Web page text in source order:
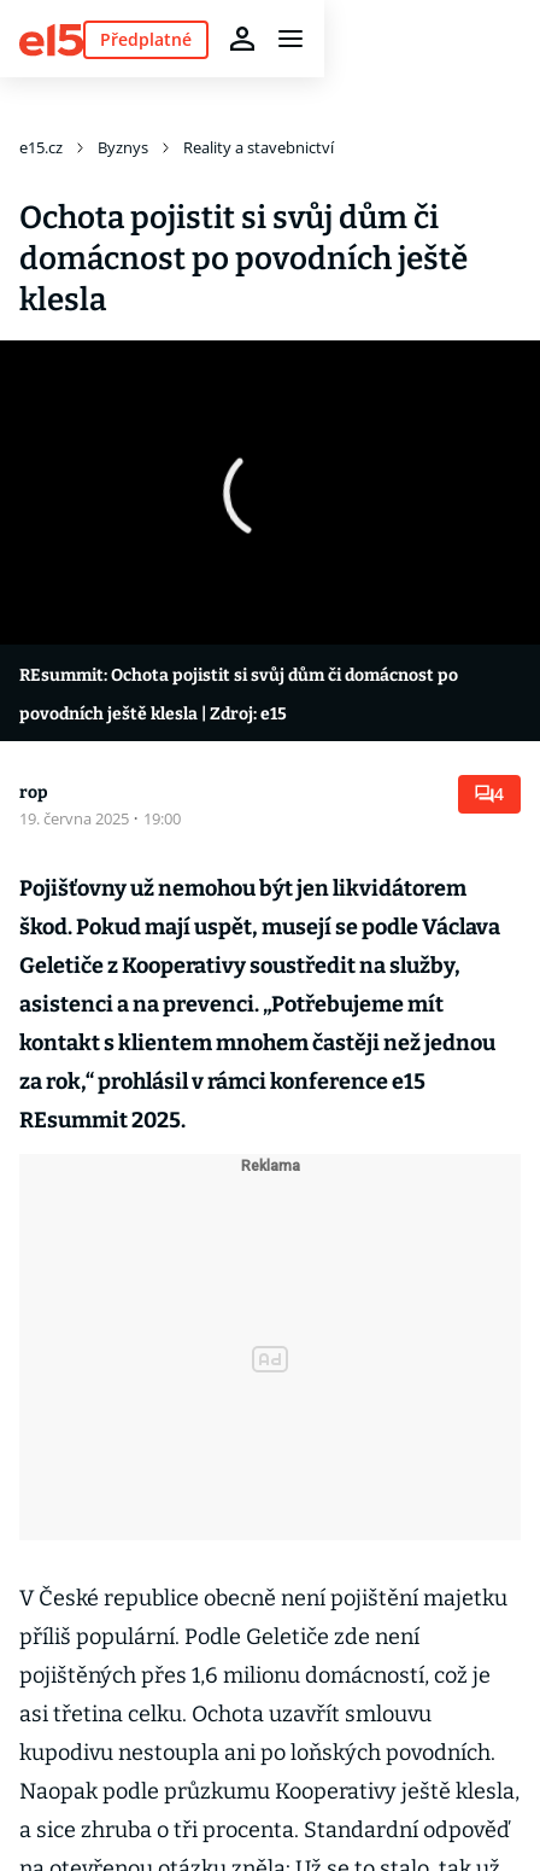
Předplatné
e15.cz Byznys Reality a stavebnictví
Ochota pojistit si svůj dům či
domácnost po povodních ještě
klesla
REsummit: Ochota pojistit si svůj dům či domácnost po
povodních ještě klesla | Zdroj: e15
rop
19. června 2025 · 19:00
4
Pojišťovny už nemohou být jen likvidátorem
škod. Pokud mají uspět, musejí se podle Václava
Geletiče z Kooperativy soustředit na služby,
asistenci a na prevenci. „Potřebujeme mít
kontakt s klientem mnohem častěji než jednou
za rok,“ prohlásil v rámci konference e15
REsummit 2025.
V České republice obecně není pojištění majetku
příliš populární. Podle Geletiče zde není
pojištěných přes 1,6 milionu domácností, což je
asi třetina celku. Ochota uzavřít smlouvu
kupodivu nestoupla ani po loňských povodních.
Naopak podle průzkumu Kooperativy ještě klesla,
a sice zhruba o tři procenta. Standardní odpověď